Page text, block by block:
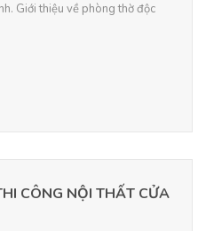
Giới thiệu về phòng thờ độc
CÔNG NỘI THẤT CỬA